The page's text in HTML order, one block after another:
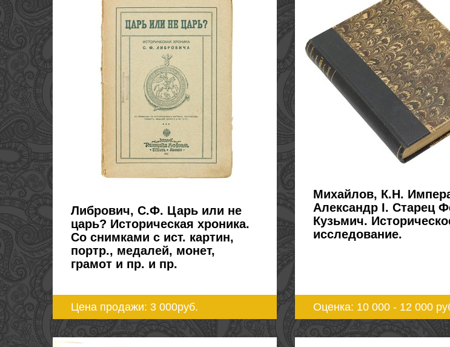
Либрович, С.Ф. Царь или не
царь? Историческая хроника.
Со снимками с ист. картин,
портр., медалей, монет,
грамот и пр. и пр.
Цена продажи: 3 000руб.
Михайлов, К.Н.
Александр I. Старец
Кузьмич.
исследование.
Оценка: 10 000 - 12 000